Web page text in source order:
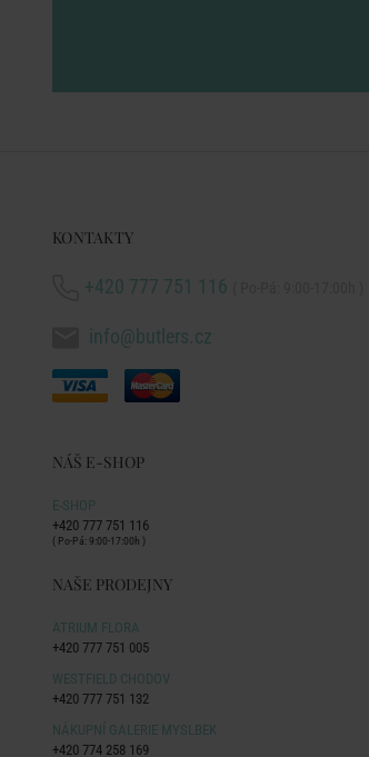
KONTAKTY
+420 777 751 116
info@butlers.cz
NÁŠ E-SHOP
E-SHOP
+420 777 751 116
( Po-Pá: 9:00-17:00h )
NAŠE PRODEJNY
ATRIUM FLORA
+420 777 751 005
WESTFIELD CHODOV
+420 777 751 132
NÁKUPNÍ GALERIE MYSLBEK
+420 774 258 169